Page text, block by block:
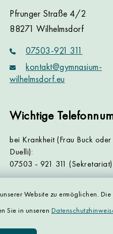
Website zu ermöglichen.
Sie in unseren
Pfrunger Straße 4/2
88271 Wilhelmsdorf
07503-921 311
kontakt@gymnasium-
wilhelmsdorf.eu
Wichtige
bei Krankheit (Frau Buck oder
Duelli):
07503 - 921 311 (Sekretariat)
07503 - 921 310
Lehrerzimmer:
07503 - 921 314